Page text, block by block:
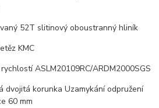
52T slitinový oboustranný hliník
KMC
ASLM20109RC/ARDM2000SGS
dvojitá korunka Uzamykání odpružení
60 mm